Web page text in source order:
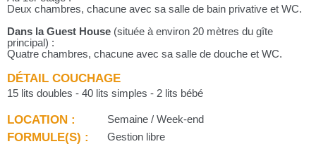
Deux chambres, chacune avec sa salle de bain privative et WC.
Dans la Guest House (située à environ 20 mètres du gîte
principal) :
Quatre chambres, chacune avec sa salle de douche et WC.
DÉTAIL COUCHAGE
15 lits doubles - 40 lits simples - 2 lits bébé
LOCATION : Semaine / Week-end
FORMULE(S) : Gestion libre